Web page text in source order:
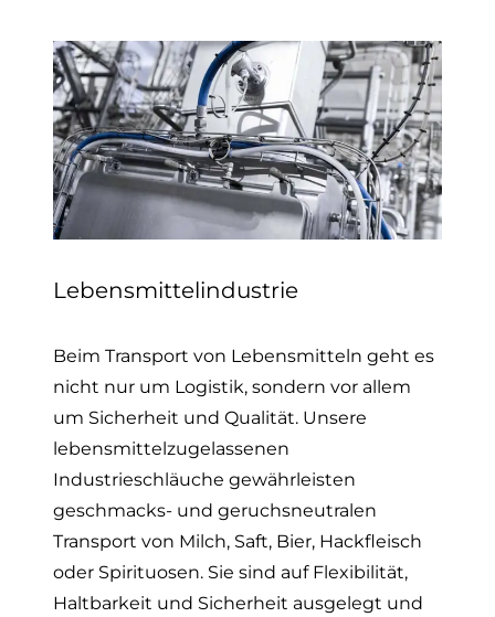
Lebensmittelindustrie
Beim Transport von Lebensmitteln geht es
nicht nur um Logistik, sondern vor allem
um Sicherheit und Qualität. Unsere
lebensmittelzugelassenen
Industrieschläuche gewährleisten
geschmacks- und geruchsneutralen
Transport von Milch, Saft, Bier, Hackfleisch
oder Spirituosen. Sie sind auf Flexibilität,
Haltbarkeit und Sicherheit ausgelegt und